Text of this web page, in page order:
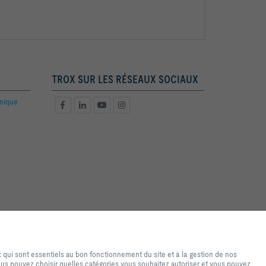
TROX SUR LES RÉSEAUX SOCIAUX
navigation et d'achat de
uniquement à des fins
sont essentiels au bon fonctionnement du site et à la gestion de nos
pouvez choisir quelles catégories vous souhaitez autoriser et vous pouvez